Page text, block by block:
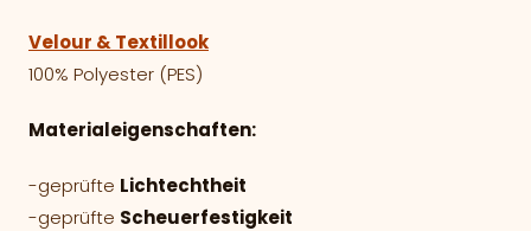
Velour & Textillook
100% Polyester (PES)
Materialeigenschaften:
-geprüfte Lichtechtheit
-geprüfte Scheuerfestigkeit